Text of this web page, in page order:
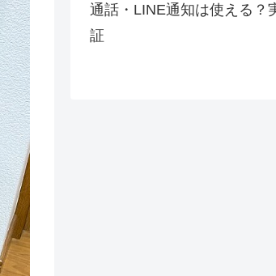
通話・LINE通知は使える？
証